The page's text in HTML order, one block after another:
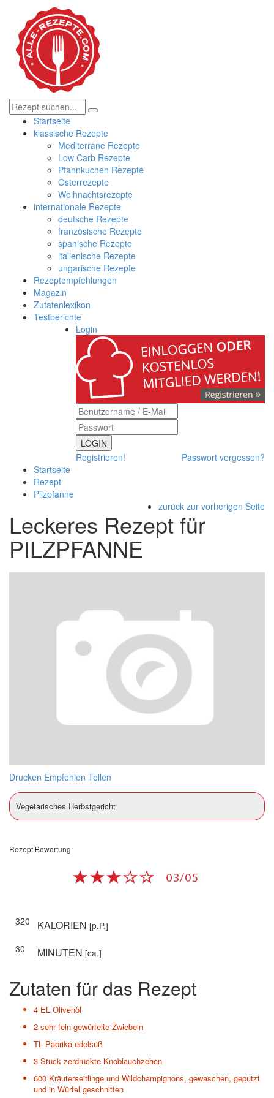
Startseite
klassische Rezepte
Mediterrane Rezepte
Low Carb Rezepte
Pfannkuchen Rezepte
Osterrezepte
Weihnachtsrezepte
internationale Rezepte
deutsche Rezepte
französische Rezepte
spanische Rezepte
italienische Rezepte
ungarische Rezepte
Rezeptempfehlungen
Magazin
Zutatenlexikon
Testberichte
Login
LOGIN
Registrieren!
Passwort vergessen?
Startseite
Rezept
Pilzpfanne
zurück zur vorherigen Seite
Leckeres Rezept für
PILZPFANNE
Drucken Empfehlen Teilen
Vegetarisches Herbstgericht
Rezept Bewertung:
320 KALORIEN [p.P.]
30
MINUTEN [ca.]
Zutaten für das Rezept
4 EL Olivenöl
2 sehr fein gewürfelte Zwiebeln
TL Paprika edelsüß
3 Stück zerdrückte Knoblauchzehen
600 Kräuterseitlinge und Wildchampignons, gewaschen, geputzt
und in Würfel geschnitten